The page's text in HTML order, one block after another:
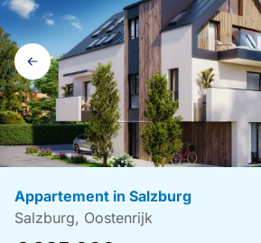
Galerij
navigatie
Appartement in Salzburg
Salzburg, Oostenrijk